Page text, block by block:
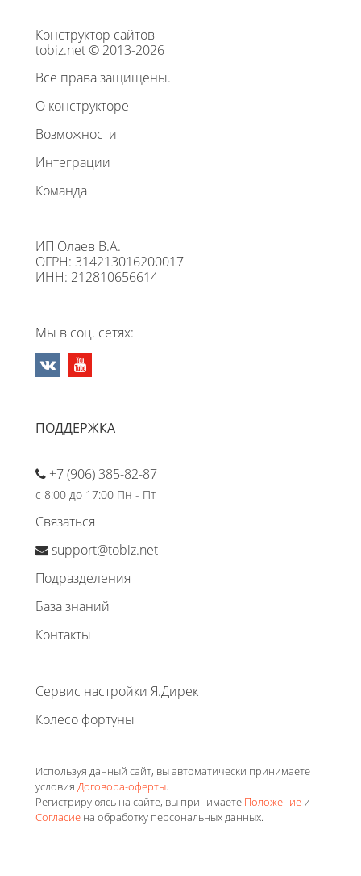
Конструктор сайтов
tobiz.net © 2013-2026
Все права защищены.
О конструкторе
Возможности
Интеграции
Команда
ИП Олаев В.А.
ОГРН: 314213016200017
ИНН: 212810656614
Мы в соц. сетях:
ПОДДЕРЖКА
+7 (906) 385-82-87
с 8:00 до 17:00 Пн - Пт
Связаться
support@tobiz.net
Подразделения
База знаний
Контакты
Сервис настройки Я.Директ
Колесо фортуны
Используя данный сайт, вы автоматически принимаете
условия Договора-оферты.
Регистрируюясь на сайте, вы принимаете Положение и
Согласие на обработку персональных данных.